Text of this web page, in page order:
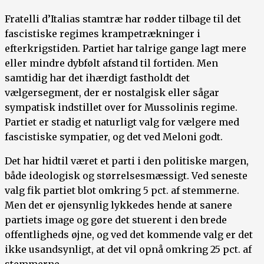
Fratelli d’Italias stamtræ har rødder tilbage til det
fascistiske regimes krampetrækninger i
efterkrigstiden. Partiet har talrige gange lagt mere
eller mindre dybfølt afstand til fortiden. Men
samtidig har det ihærdigt fastholdt det
vælgersegment, der er nostalgisk eller sågar
sympatisk indstillet over for Mussolinis regime.
Partiet er stadig et naturligt valg for vælgere med
fascistiske sympatier, og det ved Meloni godt.
Det har hidtil været et parti i den politiske margen,
både ideologisk og størrelsesmæssigt. Ved seneste
valg fik partiet blot omkring 5 pct. af stemmerne.
Men det er øjensynlig lykkedes hende at sanere
partiets image og gøre det stuerent i den brede
offentligheds øjne, og ved det kommende valg er det
ikke usandsynligt, at det vil opnå omkring 25 pct. af